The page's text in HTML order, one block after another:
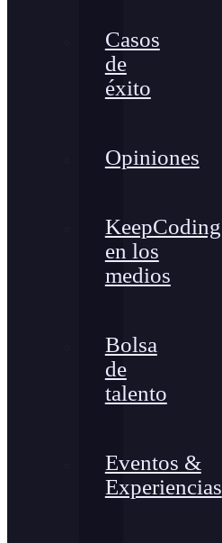
Casos
de
éxito
Opiniones
KeepCoding
en los
medios
Bolsa
de
talento
Eventos &
Experiencias